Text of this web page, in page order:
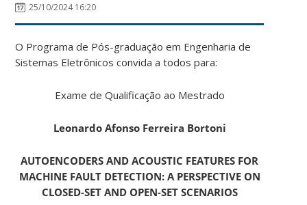
25/10/2024 16:20
O Programa de Pós-graduação em Engenharia de
Sistemas Eletrônicos convida a todos para:
Exame de Qualificação ao Mestrado
Leonardo Afonso Ferreira Bortoni
AUTOENCODERS AND ACOUSTIC FEATURES FOR
MACHINE FAULT DETECTION: A PERSPECTIVE ON
CLOSED-SET AND OPEN-SET SCENARIOS